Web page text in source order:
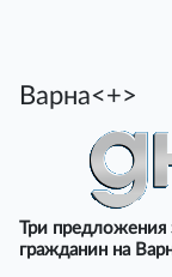
Варна<+>
Три предложения
гражданин на